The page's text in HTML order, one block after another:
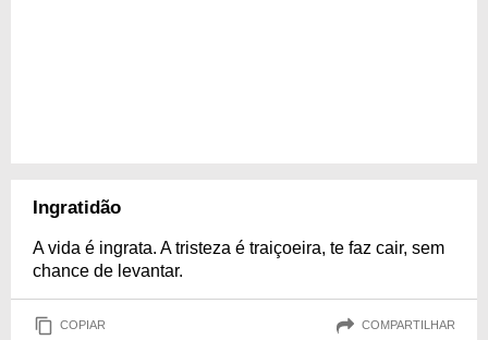
Ingratidão
A vida é ingrata. A tristeza é traiçoeira, te faz cair, sem
chance de levantar.
COPIAR COMPARTILHAR